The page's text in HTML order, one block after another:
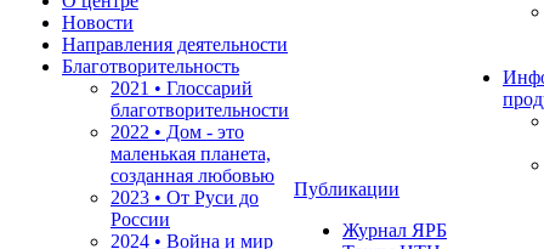
Новости
Направления деятельности
Благотворительность
2021 • Глоссарий
благотворительности
2022 • Дом - это
маленькая планета,
созданная любовью
2023 • От Руси до
России
2024 • Война и мир
Публикации
Журнал ЯРБ